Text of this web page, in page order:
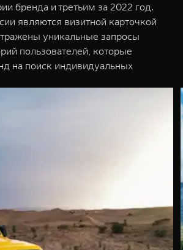
бренда и третьим за 2022 год.
являются визитной карточкой
уникальные запросы
пользователей, которые
на поиск индивидуальных